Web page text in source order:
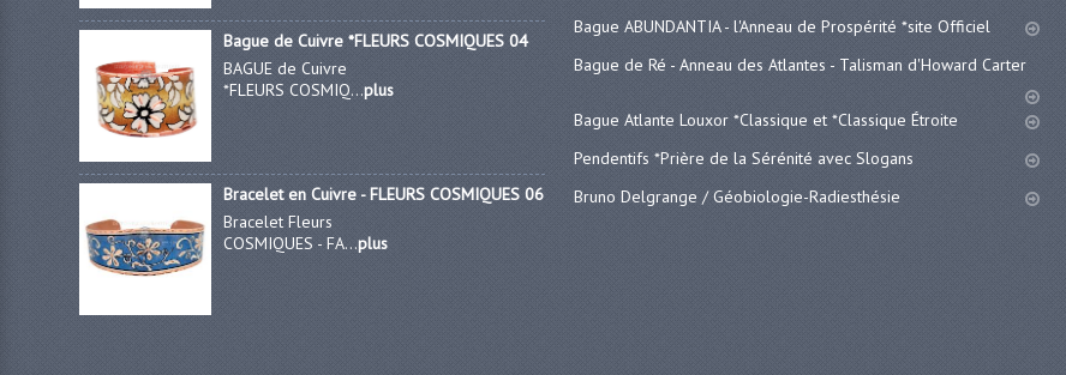
Bague de Cuivre *FLEURS COSMIQUES 04
BAGUE de Cuivre
*FLEURS COSMIQ...plus
Bracelet en Cuivre - FLEURS COSMIQUES 06
Bracelet Fleurs
COSMIQUES - FA...plus
Bague ABUNDANTIA - l'Anneau de Prospérité *site Officiel
Bague de Ré - Anneau des Atlantes - Talisman d'Howard Carter
Bague Atlante Louxor *Classique et *Classique Étroite
Pendentifs *Prière de la Sérénité avec Slogans
Bruno Delgrange / Géobiologie-Radiesthésie